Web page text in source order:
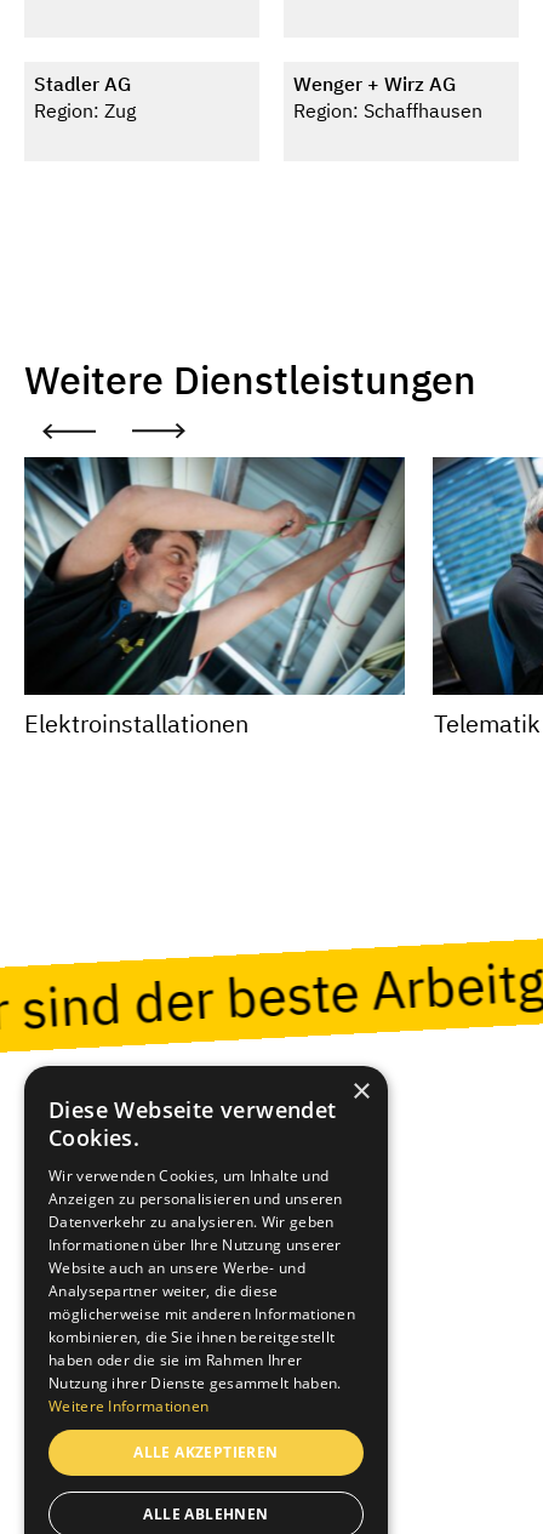
Stadler AG
Region: Zug
Wenger + Wirz AG
Region: Schaffhausen
Weitere Dienstleistungen
Elektro­installationen Telematik
der beste
Baumann Koelliker Management AG
Lagerstrasse 102, 8004 Zürich
+41 44 497 38 38
Über uns
Unsere Firmen
Dienstleistungen
×
Diese Webseite verwendet
Cookies.
Wir verwenden Cookies, um Inhalte und
Anzeigen zu personalisieren und unseren
Datenverkehr zu analysieren. Wir geben
Informationen über Ihre Nutzung unserer
Website auch an unsere Werbe- und
Analysepartner weiter, die diese
möglicherweise mit anderen Informationen
kombinieren, die Sie ihnen bereitgestellt
haben oder die sie im Rahmen Ihrer
Nutzung ihrer Dienste gesammelt haben.
Weitere Informationen
ALLE AKZEPTIEREN
ALLE ABLEHNEN